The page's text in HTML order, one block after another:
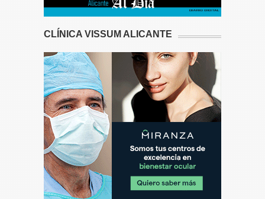
CLÍNICA VISSUM ALICANTE